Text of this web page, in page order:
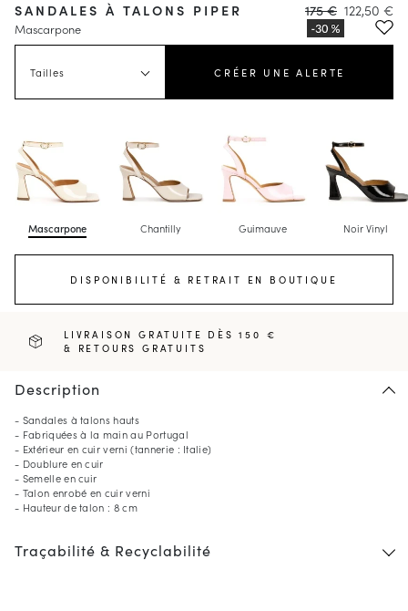
SANDALES À TALONS PIPER
Mascarpone
175 € 122,50 €
Tailles CRÉER UNE ALERTE
Mascarpone Chantilly Guimauve Noir Vinyl
DISPONIBILITÉ & RETRAIT EN BOUTIQUE
LIVRAISON GRATUITE DÈS 150 €
& RETOURS GRATUITS
Description
- Sandales à talons hauts
- Fabriquées à la main au Portugal
- Extérieur en cuir verni (tannerie : Italie)
- Doublure en cuir
- Semelle en cuir
- Talon enrobé en cuir verni
- Hauteur de talon : 8 cm
Traçabilité & Recyclabilité